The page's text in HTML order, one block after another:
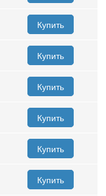
Купить
Купить
Купить
Купить
Купить
Купить